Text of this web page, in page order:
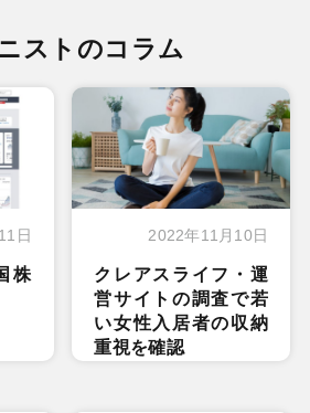
ストのコラム
日
株
2022年11月10日
クレアスライフ・運
営サイトの調査で若
い女性入居者の収納
重視を確認